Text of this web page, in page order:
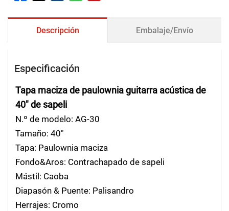
Descripción Embalaje/Envío
Especificación
Tapa maciza de paulownia guitarra acústica de
40" de sapeli
N.º de modelo: AG-30
Tamaño: 40"
Tapa: Paulownia maciza
Fondo&Aros: Contrachapado de sapeli
Mástil: Caoba
Diapasón & Puente: Palisandro
Herrajes: Cromo